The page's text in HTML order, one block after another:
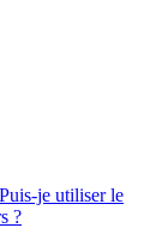
Puis-je utiliser le
?